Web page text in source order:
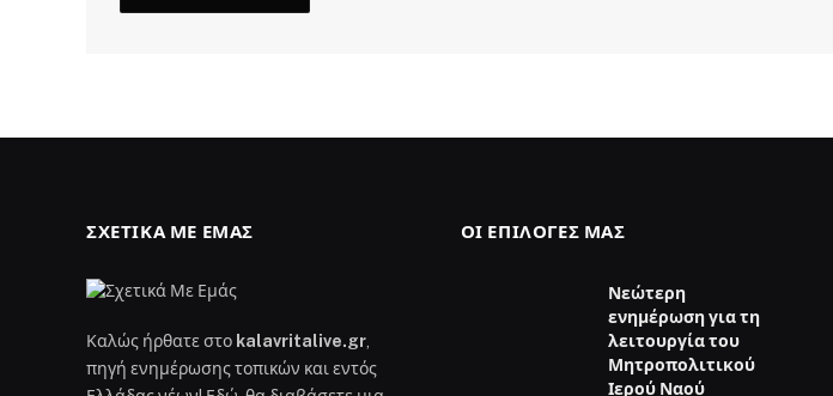
ΣΧΕΤΙΚΆ ΜΕ ΕΜΆΣ
Καλώς ήρθατε στο kalavritalive.gr
πηγή ενημέρωσης τοπικών και εντός
ΟΙ ΕΠΙΛΟΓΈΣ ΜΑΣ
Νεώτερη
ενημέρωση για τη
λειτουργία του
Μητροπολιτικού
Ιερού Ναού